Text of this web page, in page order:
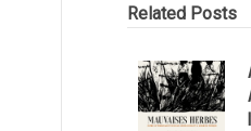
Related Posts